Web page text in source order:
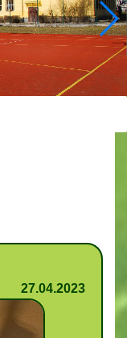
27.04.2023